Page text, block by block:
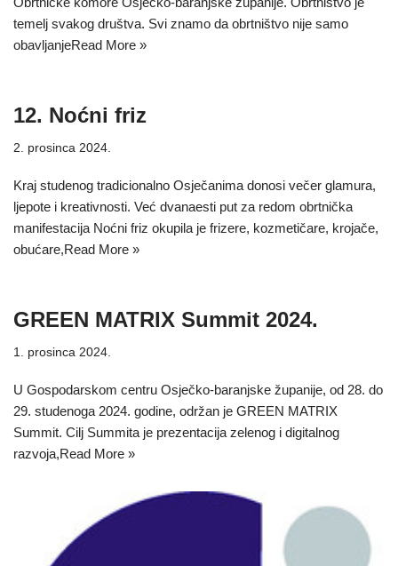
temelj svakog društva. Svi znamo da obrtništvo nije samo
obavljanjeRead More »
12. Noćni friz
2. prosinca 2024.
Kraj studenog tradicionalno Osječanima donosi večer glamura,
ljepote i kreativnosti. Već dvanaesti put za redom obrtnička
manifestacija Noćni friz okupila je frizere, kozmetičare, krojače,
obućare,Read More »
GREEN MATRIX Summit 2024.
1. prosinca 2024.
U Gospodarskom centru Osječko-baranjske županije, od 28. do
29. studenoga 2024. godine, održan je GREEN MATRIX
Summit. Cilj Summita je prezentacija zelenog i digitalnog
razvoja,Read More »